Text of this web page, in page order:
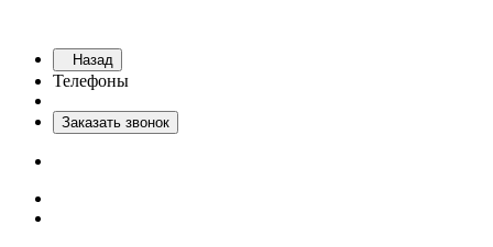
Назад
Телефоны
Заказать звонок